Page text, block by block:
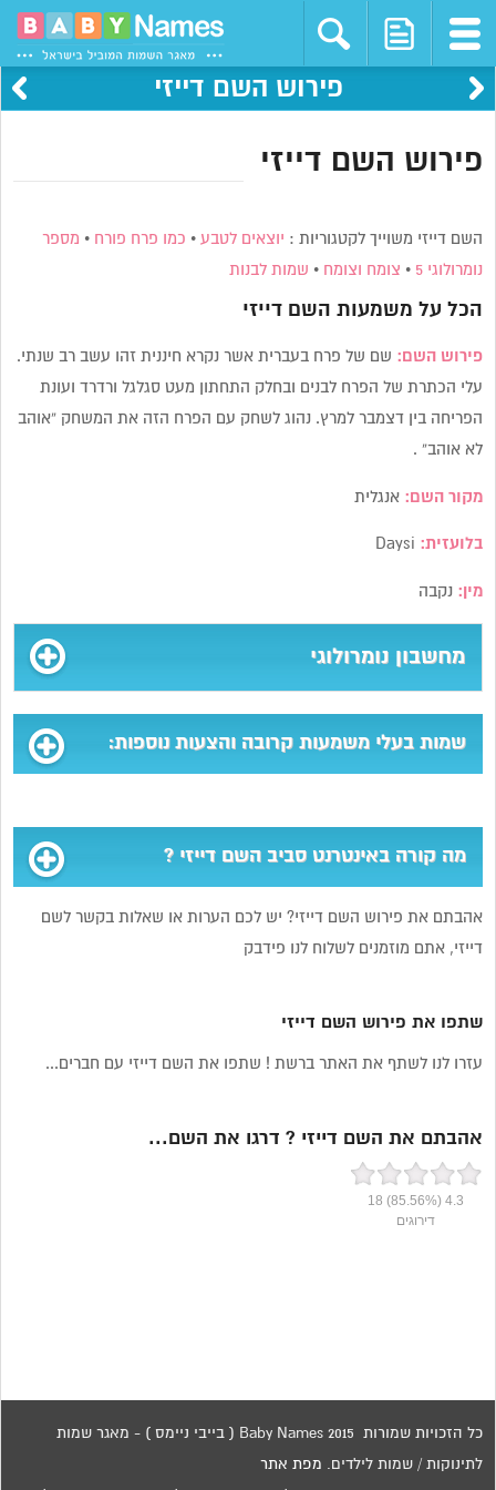
פירוש השם דייזי
פירוש השם דייזי
השם דייזי משוייך לקטגוריות : יוצאים לטבע • כמו פרח פורח • מספר
נומרולוגי 5 • צומח וצומח • שמות לבנות
הכל על משמעות השםדייזי
פירוש השם: שם של פרח בעברית אשר נקרא חיננית זהו עשב רב שנתי.
עלי הכתרת של הפרח לבנים ובחלק התחתון מעט סגלגל ורדרד ועונת
הפריחה בין דצמבר למרץ. נהוג לשחק עם הפרח הזה את המשחק “אוהב
לא אוהב” .
מקור השם: אנגלית
בלועזית:
מין: נקבה
מחשבון נומרולוגי
שמות בעלי משמעות קרובה והצעות נוספות:
מה קורה באינטרנט סביב השם דייזי ?
אהבתם את פירוש השם דייזי? יש לכם הערות או שאלות בקשר לשם
דייזי, אתם מוזמנים לשלוח לנו פידבק
שתפו את פירוש השם דייזי
עזרו לנו לשתף את האתר ברשת ! שתפו את השם דייזי עם חברים...
אהבתם את השם דייזי ? דרגו את השם...
4.3
(85.56%)
18
דירוגים
כל הזכויות שמורות 2015 Baby Names ( בייבי ניימס ) - מאגר שמות
לתינוקות / שמות לילדים. מפת אתר